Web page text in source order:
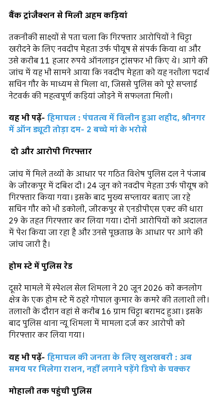
बैंक ट्रांजैक्शन से मिली अहम कड़ियां
तकनीकी साक्ष्यों से पता चला कि गिरफ्तार आरोपियों ने चिट्टा
खरीदने के लिए नवदीप मेहता उर्फ पीयूष से संपर्क किया था और
उसे करीब 11 हजार रुपये ऑनलाइन ट्रांसफर भी किए थे। आगे की
जांच में यह भी सामने आया कि नवदीप मेहता को यह नशीला पदार्थ
सचिन गौर के माध्यम से मिला था, जिससे पुलिस को पूरे सप्लाई
नेटवर्क की महत्वपूर्ण कड़ियां जोड़ने में सफलता मिली।
यह भी पढ़ें- हिमाचल : पंचतत्व में विलीन हुआ शहीद, श्रीनगर
में ऑन ड्यूटी तोड़ा दम- 2 बच्चे मां के भरोसे
दो और आरोपी गिरफ्तार
जांच में मिले तथ्यों के आधार पर गठित विशेष पुलिस दल ने पंजाब
के जीरकपुर में दबिश दी। 24 जून को नवदीप मेहता उर्फ पीयूष को
गिरफ्तार किया गया। इसके बाद मुख्य सप्लायर बताए जा रहे
सचिन गौर को भी डकोली, जीरकपुर से एनडीपीएस एक्ट की धारा
29 के तहत गिरफ्तार कर लिया गया। दोनों आरोपियों को अदालत
में पेश किया जा रहा है और उनसे पूछताछ के आधार पर आगे की
जांच जारी है।
होम स्टे में पुलिस रेड
दूसरे मामले में स्पेशल सेल शिमला ने 20 जून 2026 को कनलोग
क्षेत्र के एक होम स्टे में ठहरे गोपाल कुमार के कमरे की तलाशी ली।
तलाशी के दौरान वहां से करीब 16 ग्राम चिट्टा बरामद हुआ। इसके
बाद पुलिस थाना न्यू शिमला में मामला दर्ज कर आरोपी को
गिरफ्तार कर लिया गया।
यह भी पढ़ें- हिमाचल की जनता के लिए खुशखबरी : अब
समय पर मिलेगा राशन, नहीं लगाने पड़ेंगे डिपो के चक्कर
मोहाली तक पहुंची पुलिस